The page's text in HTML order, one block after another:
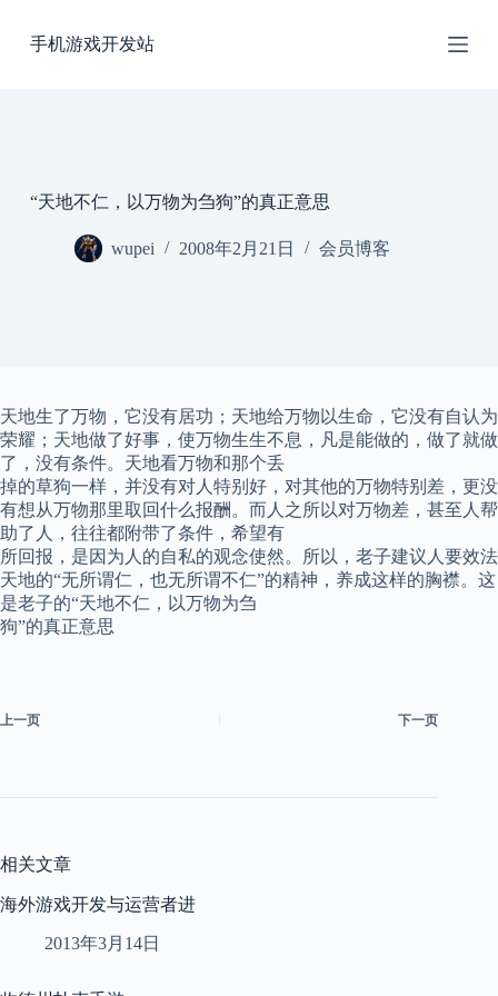
过
手机游戏开发站
“天地不仁，以万物为刍狗”的真正意思
wupei 2008年2月21日 会员博客
天地生了万物，它没有居功；天地给万物以生命，它没有自认为
荣耀；天地做了好事，使万物生生不息，凡是能做的，做了就做
了，没有条件。天地看万物和那个丢
掉的草狗一样，并没有对人特别好，对其他的万物特别差，更没
有想从万物那里取回什么报酬。而人之所以对万物差，甚至人帮
助了人，往往都附带了条件，希望有
所回报，是因为人的自私的观念使然。所以，老子建议人要效法
天地的“无所谓仁，也无所谓不仁”的精神，养成这样的胸襟。这
是老子的“天地不仁，以万物为刍
狗”的真正意思
上一页 下一页
相关文章
海外游戏开发与运营者进
2013年3月14日